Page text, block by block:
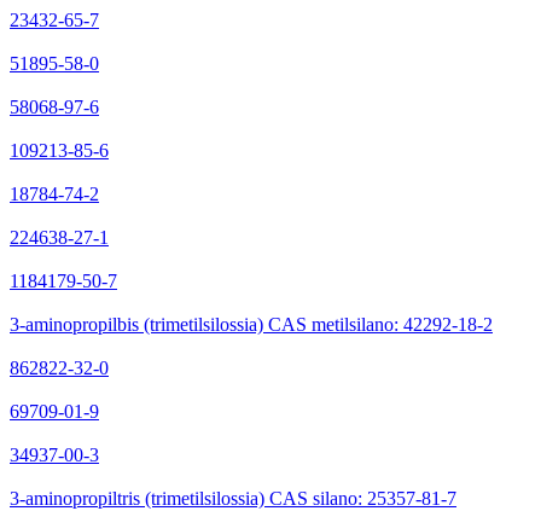
23432-65-7
51895-58-0
58068-97-6
109213-85-6
18784-74-2
224638-27-1
1184179-50-7
3-aminopropilbis (trimetilsilossia) CAS metilsilano: 42292-18-2
862822-32-0
69709-01-9
34937-00-3
3-aminopropiltris (trimetilsilossia) CAS silano: 25357-81-7